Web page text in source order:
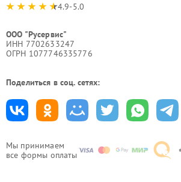
Мы принимаем
все формы оплаты
4.9-5.0
ООО "Русервис"
ИНН 7702633247
ОГРН 1077746335776
Поделиться в соц. сетях: